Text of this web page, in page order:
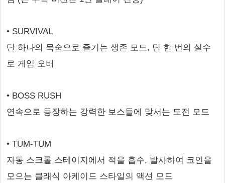
• SURVIVAL
단 하나의 목숨으로 즐기는 생존 모드, 단 한 번의 실수
로 게임 오버
• BOSS RUSH
연속으로 등장하는 강력한 보스들에 맞서는 도전 모드
• TUM-TUM
자동 스크롤 스테이지에서 적을 흡수, 발사하여 코인을
모으는 클래식 아케이드 스타일의 액션 모드